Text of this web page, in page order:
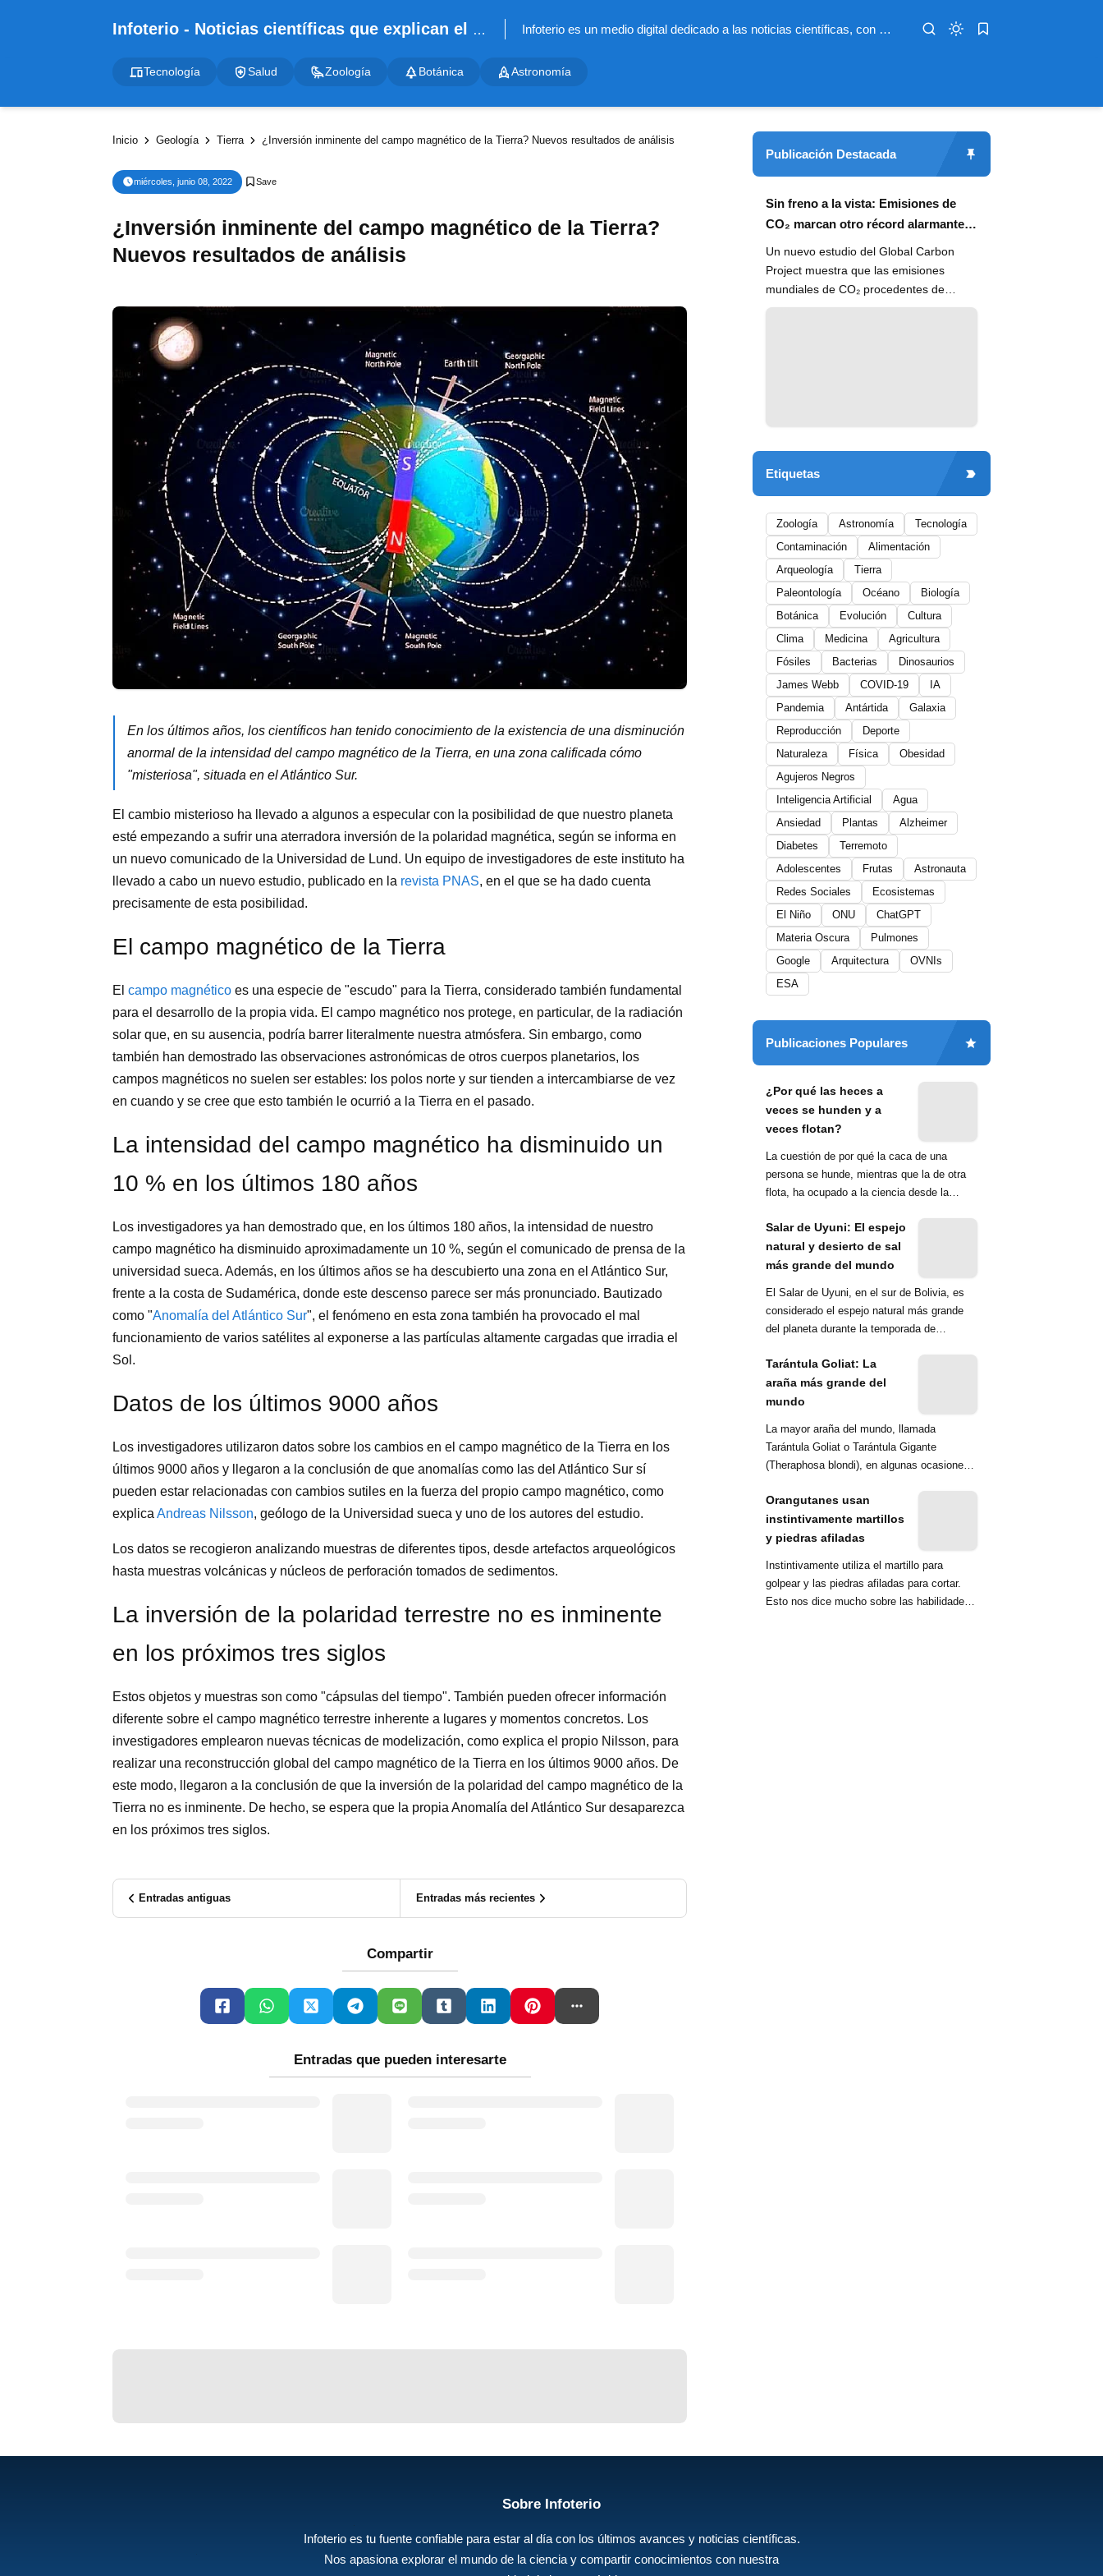
Infoterio - Noticias científicas que explican el mundo Infoterio es un medio digital dedicado a las noticias científicas, con artículos extensos y bien documentados sobre salud, medioambiente, tecnología, espacio, psicología, evolución y más. Nuestro objetivo es hacer accesible el conocimiento científico a lectores de habla hispana en todo el mundo, con información actualizada, fuentes confiables y explicaciones claras que conectan la ciencia con la vida cotidiana.
Tecnología Salud Zoología Botánica Astronomía
Inicio Geología Tierra ¿Inversión inminente del campo magnético de la Tierra? Nuevos resultados de análisis
miércoles, junio 08, 2022
¿Inversión inminente del campo magnético de la Tierra?
Nuevos resultados de análisis
En los últimos años, los científicos han tenido conocimiento de la existencia de una disminución
anormal de la intensidad del campo magnético de la Tierra, en una zona calificada cómo
"misteriosa", situada en el Atlántico Sur.
El cambio misterioso ha llevado a algunos a especular con la posibilidad de que nuestro planeta
esté empezando a sufrir una aterradora inversión de la polaridad magnética, según se informa en
un nuevo comunicado de la Universidad de Lund. Un equipo de investigadores de este instituto ha
llevado a cabo un nuevo estudio, publicado en la revista PNAS, en el que se ha dado cuenta
precisamente de esta posibilidad.
El campo magnético de la Tierra
El campo magnético es una especie de "escudo" para la Tierra, considerado también fundamental
para el desarrollo de la propia vida. El campo magnético nos protege, en particular, de la radiación
solar que, en su ausencia, podría barrer literalmente nuestra atmósfera. Sin embargo, como
también han demostrado las observaciones astronómicas de otros cuerpos planetarios, los
campos magnéticos no suelen ser estables: los polos norte y sur tienden a intercambiarse de vez
en cuando y se cree que esto también le ocurrió a la Tierra en el pasado.
La intensidad del campo magnético ha disminuido un
10 % en los últimos 180 años
Los investigadores ya han demostrado que, en los últimos 180 años, la intensidad de nuestro
campo magnético ha disminuido aproximadamente un 10 %, según el comunicado de prensa de la
universidad sueca. Además, en los últimos años se ha descubierto una zona en el Atlántico Sur,
frente a la costa de Sudamérica, donde este descenso parece ser más pronunciado. Bautizado
como "Anomalía del Atlántico Sur", el fenómeno en esta zona también ha provocado el mal
funcionamiento de varios satélites al exponerse a las partículas altamente cargadas que irradia el
Sol.
Datos de los últimos 9000 años
Los investigadores utilizaron datos sobre los cambios en el campo magnético de la Tierra en los
últimos 9000 años y llegaron a la conclusión de que anomalías como las del Atlántico Sur sí
pueden estar relacionadas con cambios sutiles en la fuerza del propio campo magnético, como
explica Andreas Nilsson, geólogo de la Universidad sueca y uno de los autores del estudio.
Los datos se recogieron analizando muestras de diferentes tipos, desde artefactos arqueológicos
hasta muestras volcánicas y núcleos de perforación tomados de sedimentos.
La inversión de la polaridad terrestre no es inminente
en los próximos tres siglos
Estos objetos y muestras son como "cápsulas del tiempo". También pueden ofrecer información
diferente sobre el campo magnético terrestre inherente a lugares y momentos concretos. Los
investigadores emplearon nuevas técnicas de modelización, como explica el propio Nilsson, para
realizar una reconstrucción global del campo magnético de la Tierra en los últimos 9000 años. De
este modo, llegaron a la conclusión de que la inversión de la polaridad del campo magnético de la
Tierra no es inminente. De hecho, se espera que la propia Anomalía del Atlántico Sur desaparezca
en los próximos tres siglos.
Entradas antiguas Entradas más recientes
Compartir
Entradas que pueden interesarte
Publicación Destacada
Sin freno a la vista: Emisiones de
CO₂ marcan otro récord alarmante
en 2024
Un nuevo estudio del Global Carbon
Project muestra que las emisiones
mundiales de CO₂ procedentes de
combustibles fósiles han alcanzado un
Etiquetas
Zoología Astronomía
Tecnología
Contaminación
Alimentación
Arqueología
Tierra
Paleontología
Océano
Biología
Botánica
Evolución
Cultura
Clima
Medicina
Agricultura
Fósiles
Bacterias
Dinosaurios
James Webb
COVID-19
IA
Pandemia
Antártida
Galaxia
Reproducción
Deporte
Naturaleza
Física
Obesidad
Agujeros Negros
Inteligencia Artificial
Agua
Ansiedad
Plantas
Alzheimer
Diabetes
Terremoto
Adolescentes
Frutas
Astronauta
Redes Sociales
Ecosistemas
El Niño
ONU
ChatGPT
Materia Oscura
Pulmones
Google
Arquitectura
OVNIs
ESA
Publicaciones Populares
¿Por qué las heces a
veces se hunden y a
veces flotan?
La cuestión de por qué la caca de una
persona se hunde, mientras que la de otra
flota, ha ocupado a la ciencia desde la
Salar de Uyuni: El espejo
natural y desierto de sal
más grande del mundo
El Salar de Uyuni, en el sur de Bolivia, es
considerado el espejo natural más grande
del planeta durante la temporada de
Tarántula Goliat: La
araña más grande del
mundo
La mayor araña del mundo, llamada
Tarántula Goliat o Tarántula Gigante
(Theraphosa blondi), en algunas ocasiones
Orangutanes usan
instintivamente martillos
y piedras afiladas
Instintivamente utiliza el martillo para
golpear y las piedras afiladas para cortar.
Esto nos dice mucho sobre las habilidades
Sobre Infoterio
Infoterio es tu fuente confiable para estar al día con los últimos avances y noticias científicas.
Nos apasiona explorar el mundo de la ciencia y compartir conocimientos con nuestra